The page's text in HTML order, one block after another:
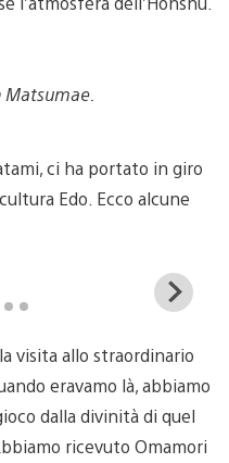
Matsumae.
ci ha portato in giro
Edo. Ecco alcune
visita allo straordinario
eravamo là, abbiamo
dalla divinità di quel
ricevuto Omamori